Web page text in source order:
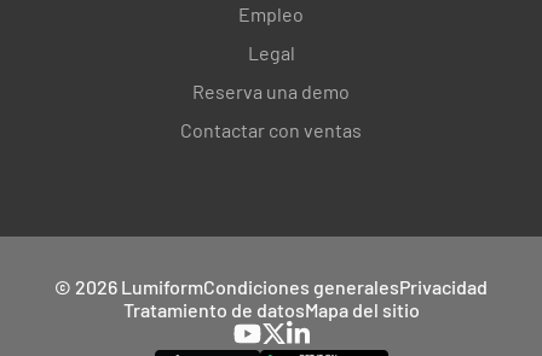
Empleo
Legal
Reserva una demo
Contactar con ventas
© 2026 LumiformCondiciones generalesPrivacidad
Tratamiento de datosMapa del sitio